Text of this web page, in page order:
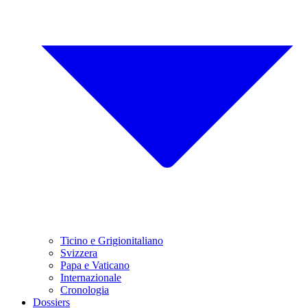
Ticino e Grigionitaliano
Svizzera
Papa e Vaticano
Internazionale
Cronologia
Dossiers